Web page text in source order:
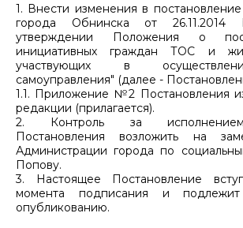
1. Внести изменения в
города Обнинска от
утверждении Положения о
инициативных граждан ТОС и
участвующих в
самоуправления" (далее -
1.1. Приложение №2 Постановления
редакции (прилагается).
2. Контроль за
Постановления возложить на
Администрации города по
Попову.
3. Настоящее Постановление
момента подписания и подлежит
опубликованию.